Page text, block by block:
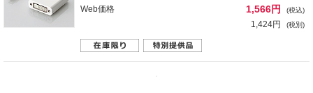
Web価格
1,566円 (税込)
1,424円 (税別)